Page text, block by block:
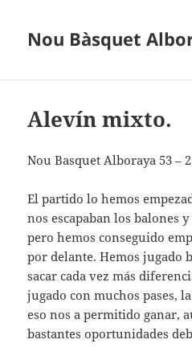
Nou Bàsquet
Alevín mixto.
Nou Basquet Alboraya 53 –
El partido lo hemos
nos escapaban los balones
pero hemos conseguido
por delante. Hemos jugado
sacar cada vez más
jugado con muchos pases,
eso nos a permitido ganar,
bastantes oportunidades